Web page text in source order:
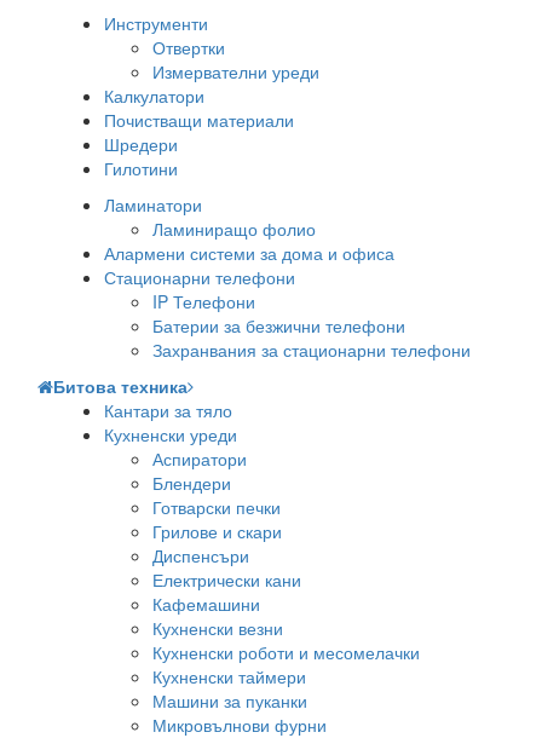
Инструменти
Отвертки
Измервателни уреди
Калкулатори
Почистващи материали
Шредери
Гилотини
Ламинатори
Ламиниращо фолио
Алармени системи за дома и офиса
Стационарни телефони
IP Телефони
Батерии за безжични телефони
Захранвания за стационарни телефони
Битова техника
Кантари за тяло
Кухненски уреди
Аспиратори
Блендери
Готварски печки
Грилове и скари
Диспенсъри
Електрически кани
Кафемашини
Кухненски везни
Кухненски роботи и месомелачки
Кухненски таймери
Машини за пуканки
Микровълнови фурни